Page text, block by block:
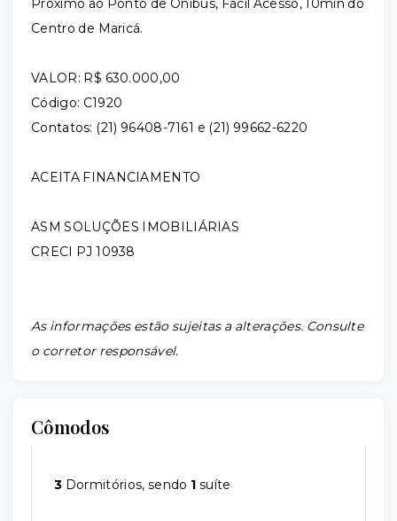
Próximo ao Ponto de Ônibus, Fácil Acesso, 10min do
Centro de Maricá.
VALOR: R$ 630.000,00
Código: C1920
Contatos: (21) 96408-7161 e (21) 99662-6220
ACEITA FINANCIAMENTO
ASM SOLUÇÕES IMOBILIÁRIAS
CRECI PJ 10938
As informações estão sujeitas a alterações. Consulte
o corretor responsável.
Cômodos
3 Dormitórios, sendo 1 suíte